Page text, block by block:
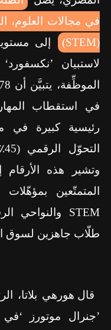
في مجالات العلوم،
(
STEM
)
إلى
لاستبيان
الموظِّفة، يتبيَّن أن 78
في استقطاب
رئيسية كبيرة في
التحوّل الرقمي (45
وتشير هذه الأرقام
المتمتّعين
STEM والنواحي
طلّاب جاهزين لسوق
قال هورهي بلاتا،
’جنرال موتورز